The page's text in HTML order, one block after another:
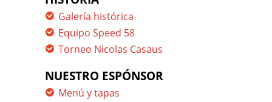
Galería histórica
Equipo Speed 58
Torneo Nicolas Casaus
NUESTRO ESPÓNSOR
Menú y tapas